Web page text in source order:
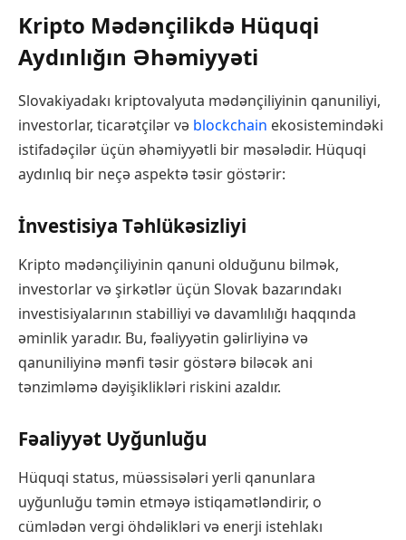
Kripto Mədənçilikdə Hüquqi
Aydınlığın Əhəmiyyəti
Slovakiyadakı kriptovalyuta mədənçiliyinin qanuniliyi,
investorlar, ticarətçilər və blockchain ekosistemindəki
istifadəçilər üçün əhəmiyyətli bir məsələdir. Hüquqi
aydınlıq bir neçə aspektə təsir göstərir:
İnvestisiya Təhlükəsizliyi
Kripto mədənçiliyinin qanuni olduğunu bilmək,
investorlar və şirkətlər üçün Slovak bazarındakı
investisiyalarının stabilliyi və davamlılığı haqqında
əminlik yaradır. Bu, fəaliyyətin gəlirliyinə və
qanuniliyinə mənfi təsir göstərə biləcək ani
tənzimləmə dəyişiklikləri riskini azaldır.
Fəaliyyət Uyğunluğu
Hüquqi status, müəssisələri yerli qanunlara
uyğunluğu təmin etməyə istiqamətləndirir, o
cümlədən vergi öhdəlikləri və enerji istehlakı